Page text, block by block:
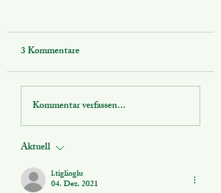
3. Platz und weitere
starke Ergebnisse beim
Berliner Schulschach-
Einzelturnier 2026
3 Kommentare
Kommentar verfassen...
Aktuell
l.tiglioglu
04. Dez. 2021